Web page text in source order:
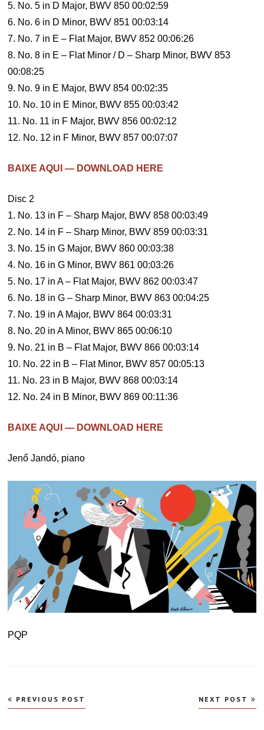
5. No. 5 in D Major, BWV 850 00:02:59
6. No. 6 in D Minor, BWV 851 00:03:14
7. No. 7 in E – Flat Major, BWV 852 00:06:26
8. No. 8 in E – Flat Minor / D – Sharp Minor, BWV 853
00:08:25
9. No. 9 in E Major, BWV 854 00:02:35
10. No. 10 in E Minor, BWV 855 00:03:42
11. No. 11 in F Major, BWV 856 00:02:12
12. No. 12 in F Minor, BWV 857 00:07:07
BAIXE AQUI — DOWNLOAD HERE
Disc 2
1. No. 13 in F – Sharp Major, BWV 858 00:03:49
2. No. 14 in F – Sharp Minor, BWV 859 00:03:31
3. No. 15 in G Major, BWV 860 00:03:38
4. No. 16 in G Minor, BWV 861 00:03:26
5. No. 17 in A – Flat Major, BWV 862 00:03:47
6. No. 18 in G – Sharp Minor, BWV 863 00:04:25
7. No. 19 in A Major, BWV 864 00:03:31
8. No. 20 in A Minor, BWV 865 00:06:10
9. No. 21 in B – Flat Major, BWV 866 00:03:14
10. No. 22 in B – Flat Minor, BWV 857 00:05:13
11. No. 23 in B Major, BWV 868 00:03:14
12. No. 24 in B Minor, BWV 869 00:11:36
BAIXE AQUI — DOWNLOAD HERE
Jenő Jandó, piano
PQP
Navegação
de
PREVIOUS POST NEXT POST